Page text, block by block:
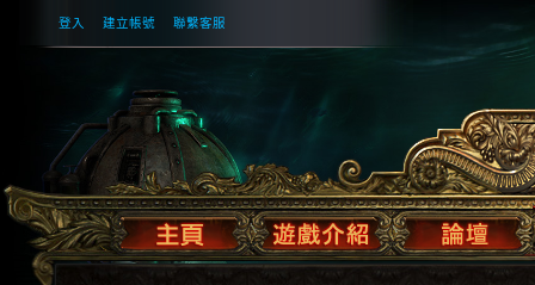
登入 建立帳號 聯繫客服